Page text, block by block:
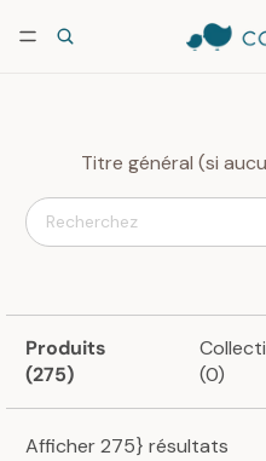
Titre général (si
Produits
(275)
(0)
Afficher 275} résultats